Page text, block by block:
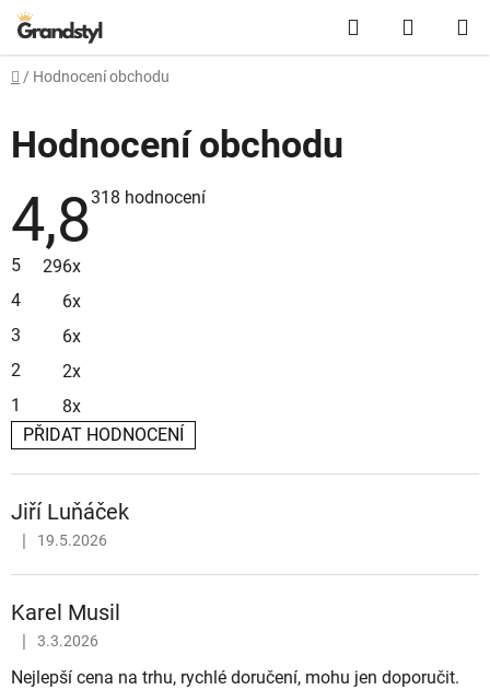
Přejít na obsah Hledat
Domů
/ Hodnocení obchodu
Hodnocení obchodu
4,8Průměrné hodnocení obchodu je 4,8 z 5 hvězdiček.
318 hodnocení
5
296x
4
6x
3
6x
2
2x
1
8x
PŘIDAT HODNOCENÍ
Jiří Luňáček
Hodnocení obchodu je 5 z 5 hvězdiček.
19.5.2026
Karel Musil
Hodnocení obchodu je 5 z 5 hvězdiček.
3.3.2026
Nejlepší cena na trhu, rychlé doručení, mohu jen doporučit.